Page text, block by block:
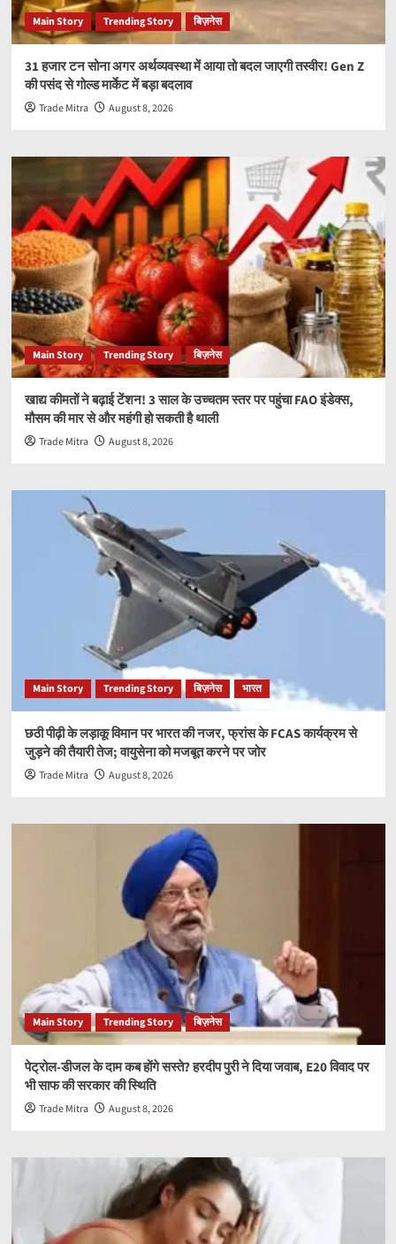
Main Story Trending Story बिज़नेस
31 हजार टन सोना अगर अर्थव्यवस्था में आया तो बदल जाएगी तस्वीर! Gen Z
की पसंद से गोल्ड मार्केट में बड़ा बदलाव
Trade Mitra August 8, 2026
Main Story Trending Story बिज़नेस
खाद्य कीमतों ने बढ़ाई टेंशन! 3 साल के उच्चतम स्तर पर पहुंचा FAO इंडेक्स,
मौसम की मार से और महंगी हो सकती है थाली
Trade Mitra August 8, 2026
Main Story Trending Story बिज़नेस भारत
छठी पीढ़ी के लड़ाकू विमान पर भारत की नजर, फ्रांस के FCAS कार्यक्रम से
जुड़ने की तैयारी तेज; वायुसेना को मजबूत करने पर जोर
Trade Mitra August 8, 2026
Main Story Trending Story बिज़नेस
पेट्रोल-डीजल के दाम कब होंगे सस्ते? हरदीप पुरी ने दिया जवाब, E20 विवाद पर
भी साफ की सरकार की स्थिति
Trade Mitra August 8, 2026